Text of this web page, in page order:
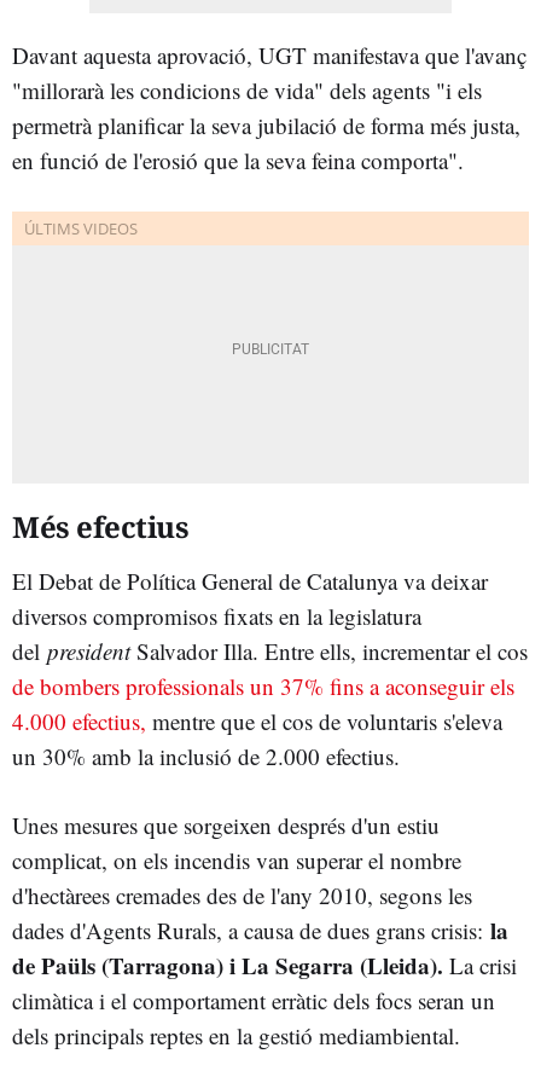
Davant aquesta aprovació, UGT manifestava que l'avanç
"millorarà les condicions de vida" dels agents "i els
permetrà planificar la seva jubilació de forma més justa,
en funció de l'erosió que la seva feina comporta".
Més efectius
El Debat de Política General de Catalunya va deixar
diversos compromisos fixats en la legislatura
del presidentSalvador Illa. Entre ells, incrementar el cos
de bombers professionals un 37% fins a aconseguir els
4.000 efectius, mentre que el cos de voluntaris s'eleva
un 30% amb la inclusió de 2.000 efectius.
Unes mesures que sorgeixen després d'un estiu
complicat, on els incendis van superar el nombre
d'hectàrees cremades des de l'any 2010, segons les
dades d'Agents Rurals, a causa de dues grans crisis: la
de Paüls (Tarragona) i La Segarra (Lleida). La crisi
climàtica i el comportament erràtic dels focs seran un
dels principals reptes en la gestió mediambiental.